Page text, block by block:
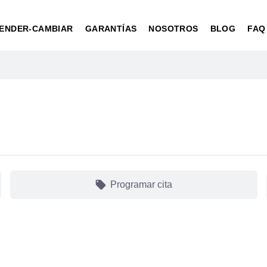
CAMBIAR GARANTÍAS NOSOTROS BLOG FAQ
local_offer Programar cita